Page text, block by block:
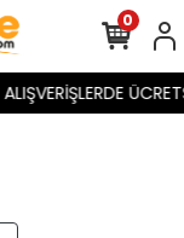
0